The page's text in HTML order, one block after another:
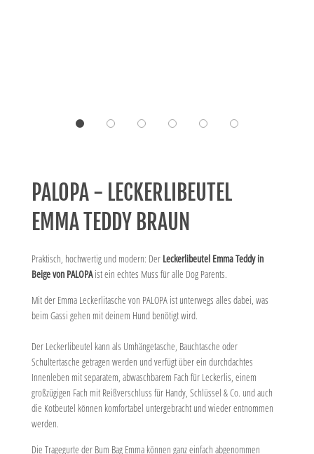
PALOPA - LECKERLIBEUTEL
EMMA TEDDY BRAUN
Praktisch, hochwertig und modern: Der Leckerlibeutel Emma Teddy in
Beige von PALOPA ist ein echtes Muss für alle Dog Parents.
Mit der Emma Leckerlitasche von PALOPA ist unterwegs alles dabei, was
beim Gassi gehen mit deinem Hund benötigt wird.
Der Leckerlibeutel kann als Umhängetasche, Bauchtasche oder
Schultertasche getragen werden und verfügt über ein durchdachtes
Innenleben mit separatem, abwaschbarem Fach für Leckerlis, einem
großzügigen Fach mit Reißverschluss für Handy, Schlüssel & Co. und auch
die Kotbeutel können komfortabel untergebracht und wieder entnommen
werden.
Die Tragegurte der Bum Bag Emma können ganz einfach abgenommen